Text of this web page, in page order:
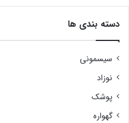
دسته بندی ها
سیسمونی
نوزاد
پوشک
گهواره